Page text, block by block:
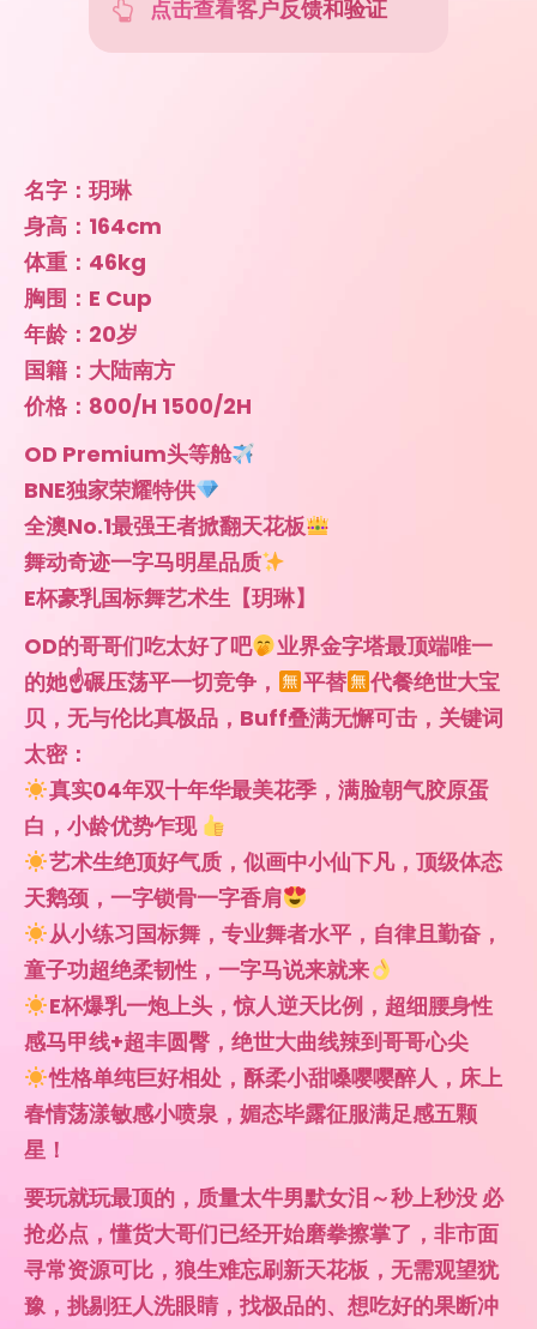
价格：800/H 1500/2H
舞动奇迹一字马明星品质
E杯豪乳国标舞艺术生【玥琳】
OD的哥哥们吃太好了吧
的她☝ 碾压荡平一切竞争，
贝，无与伦比真极品，Buff叠满无懈可击，关键词
太密：
真实04年双十年华最美花季，满脸朝气胶原蛋
白，小龄优势乍现
艺术生绝顶好气质，似画中小仙下凡，顶级体态
天鹅颈，一字锁骨一字香肩
从小练习国标舞，专业舞者水平，自律且勤奋，
童子功超绝柔韧性，一字马说来就来
E杯爆乳一炮上头，惊人逆天比例，超细腰身性
感马甲线+超丰圆臀，绝世大曲线辣到哥哥心尖
性格单纯巨好相处，酥柔小甜嗓嘤嘤醉人，床上
春情荡漾敏感小喷泉，媚态毕露征服满足感五颗
星！
要玩就玩最顶的，质量太牛男默女泪～秒上秒没 必
抢必点，懂货大哥们已经开始磨拳擦掌了，非市面
寻常资源可比，狼生难忘刷新天花板，无需观望犹
豫，挑剔狂人洗眼睛，找极品的、想吃好的果断冲